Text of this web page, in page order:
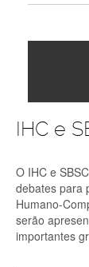
IHC e
O IHC e
debates para
Humano-
serão
importantes